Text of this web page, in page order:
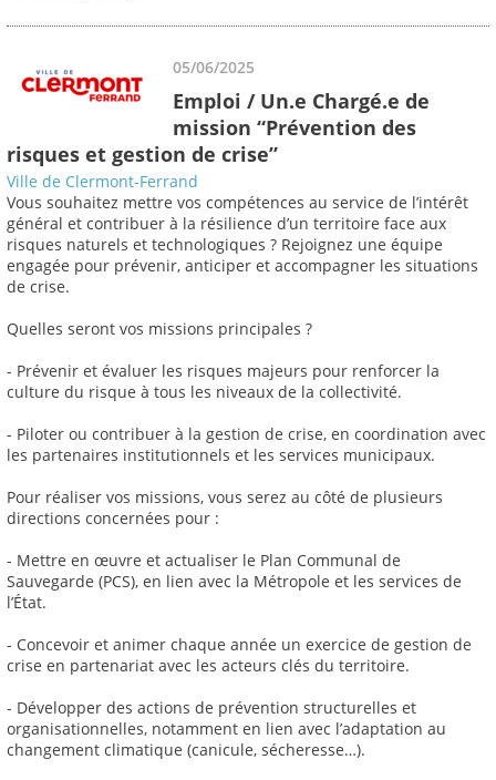
05/06/2025
Emploi / Un.e Chargé.e de
mission “Prévention des
risques et gestion de crise”
Ville de Clermont-Ferrand
Vous souhaitez mettre vos compétences au service de l’intérêt
général et contribuer à la résilience d’un territoire face aux
risques naturels et technologiques ? Rejoignez une équipe
engagée pour prévenir, anticiper et accompagner les situations
de crise.
Quelles seront vos missions principales ?
- Prévenir et évaluer les risques majeurs pour renforcer la
culture du risque à tous les niveaux de la collectivité.
- Piloter ou contribuer à la gestion de crise, en coordination avec
les partenaires institutionnels et les services municipaux.
Pour réaliser vos missions, vous serez au côté de plusieurs
directions concernées pour :
- Mettre en œuvre et actualiser le Plan Communal de
Sauvegarde (PCS), en lien avec la Métropole et les services de
l’État.
- Concevoir et animer chaque année un exercice de gestion de
crise en partenariat avec les acteurs clés du territoire.
- Développer des actions de prévention structurelles et
organisationnelles, notamment en lien avec l’adaptation au
changement climatique (canicule, sécheresse…).